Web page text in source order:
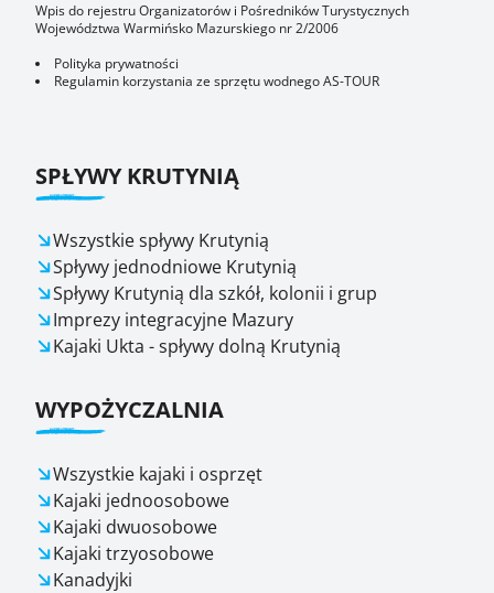
Wpis do rejestru Organizatorów i Pośredników Turystycznych
Województwa Warmińsko Mazurskiego nr 2/2006
Polityka prywatności
Regulamin korzystania ze sprzętu wodnego AS-TOUR
SPŁYWY KRUTYNIĄ
Wszystkie spływy Krutynią
Spływy jednodniowe Krutynią
Spływy Krutynią dla szkół, kolonii i grup
Imprezy integracyjne Mazury
Kajaki Ukta - spływy dolną Krutynią
WYPOŻYCZALNIA
Wszystkie kajaki i osprzęt
Kajaki jednoosobowe
Kajaki dwuosobowe
Kajaki trzyosobowe
Kanadyjki